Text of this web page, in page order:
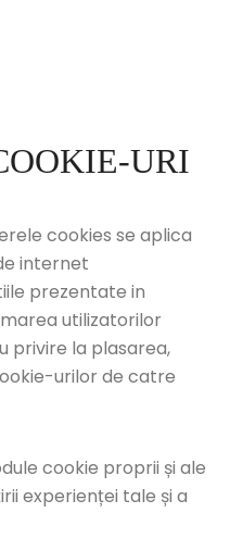
URI
cookies se aplica
internet
prezentate in
utilizatorilor
privire la plasarea,
urilor de catre
cookie proprii și ale
experienței tale și a